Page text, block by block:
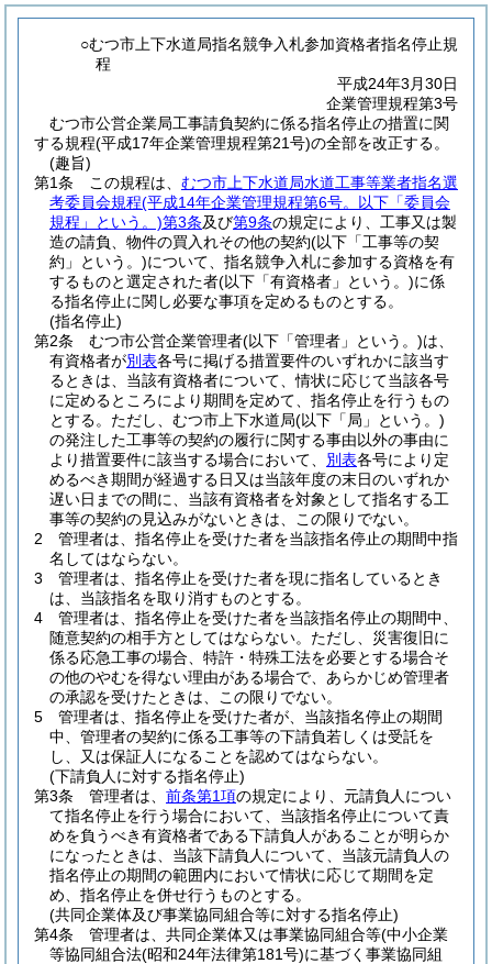
○むつ市上下水道局指名競争入札参加資格者指名停止規
程
平成24年3月30日
企業管理規程第3号
むつ市公営企業局工事請負契約に係る指名停止の措置に関
する規程(平成17年企業管理規程第21号)の全部を改正する。
(趣旨)
第1条
この規程は、 むつ市上下水道局水道工事等業者指名選
考委員会規程(平成14年企業管理規程第6号。以下「委員会
規程」という。)第3条及び第9条の規定により、工事又は製
造の請負、物件の買入れその他の契約(以下「工事等の契
約」という。)について、指名競争入札に参加する資格を有
するものと選定された者(以下「有資格者」という。)に係
る指名停止に関し必要な事項を定めるものとする。
(指名停止)
第2条
むつ市公営企業管理者(以下「管理者」という。)は、
有資格者が別表各号に掲げる措置要件のいずれかに該当す
るときは、当該有資格者について、情状に応じて当該各号
に定めるところにより期間を定めて、指名停止を行うもの
とする。 ただし、むつ市上下水道局(以下「局」という。)
の発注した工事等の契約の履行に関する事由以外の事由に
より措置要件に該当する場合において、 別表各号により定
めるべき期間が経過する日又は当該年度の末日のいずれか
遅い日までの間に、当該有資格者を対象として指名する工
事等の契約の見込みがないときは、この限りでない。
2
管理者は、指名停止を受けた者を当該指名停止の期間中指
名してはならない。
3
管理者は、指名停止を受けた者を現に指名しているとき
は、当該指名を取り消すものとする。
4
管理者は、指名停止を受けた者を当該指名停止の期間中、
随意契約の相手方としてはならない。 ただし、災害復旧に
係る応急工事の場合、特許・特殊工法を必要とする場合そ
の他のやむを得ない理由がある場合で、あらかじめ管理者
の承認を受けたときは、この限りでない。
5
管理者は、指名停止を受けた者が、当該指名停止の期間
中、管理者の契約に係る工事等の下請負若しくは受託を
し、又は保証人になることを認めてはならない。
(下請負人に対する指名停止)
第3条
管理者は、 前条第1項の規定により、元請負人につい
て指名停止を行う場合において、当該指名停止について責
めを負うべき有資格者である下請負人があることが明らか
になったときは、当該下請負人について、当該元請負人の
指名停止の期間の範囲内において情状に応じて期間を定
め、指名停止を併せ行うものとする。
(共同企業体及び事業協同組合等に対する指名停止)
第4条
管理者は、共同企業体又は事業協同組合等(中小企業
等協同組合法(昭和24年法律第181号)に基づく事業協同組